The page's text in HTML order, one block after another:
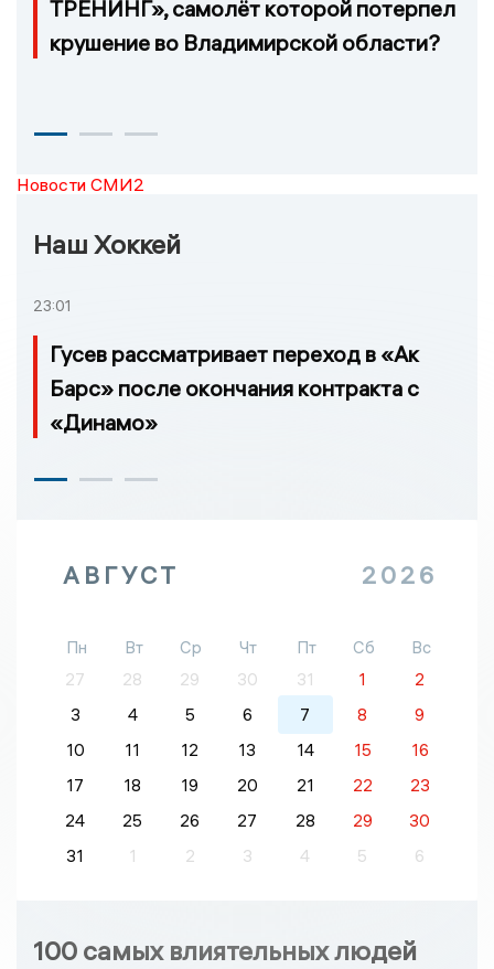
ТРЕНИНГ», самолёт которой потерпел
крушение во Владимирской области?
Новости СМИ2
Наш Хоккей
23:01
Гусев рассматривает переход в «Ак
Барс» после окончания контракта с
«Динамо»
АВГУСТ 2026
Пн Вт Ср Чт Пт Сб
Вс
27
28 29 30 31 1
2
3
4 5 6 7 8
9
10
11 12 13 14 15
16
17
18 19 20 21 22
23
24
25 26 27 28 29
30
31
1 2 3 4 5 6
100 самых влиятельных людей